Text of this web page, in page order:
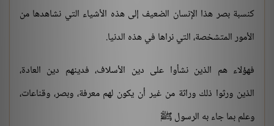
كنسبة بصر هذا الإنسان الضعيف إلى هذه الأشياء التي نشاهدها من
الأمور المتشخصة، التي نراها في هذه الدنيا.
فهؤلاء هم الذين نشأوا على دين الأسلاف، فدينهم دين العادة،
الذين ورثوا ذلك وراثة من غير أن يكون لهم معرفة، وبصر، وقناعات،
وعلم بما جاء به الرسول ﷺ